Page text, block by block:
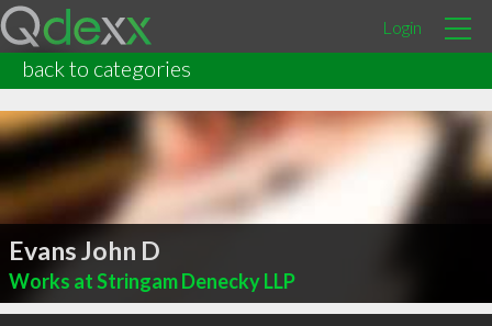
Login
back to categories
Evans John D
Works at Stringam Denecky LLP